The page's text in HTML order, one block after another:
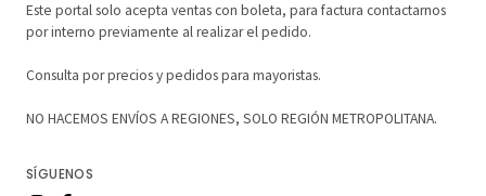
Este portal solo acepta ventas con boleta, para factura contactarnos
por interno previamente al realizar el pedido.
Consulta por precios y pedidos para mayoristas.
NO HACEMOS ENVÍOS A REGIONES, SOLO REGIÓN METROPOLITANA.
SÍGUENOS